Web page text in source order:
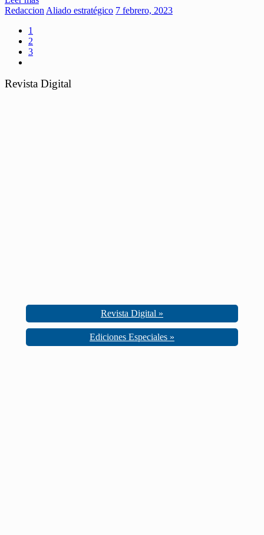
Redaccion Aliado estratégico 7 febrero, 2023
1
2
3
Revista Digital
Revista Digital »
Ediciones Especiales »